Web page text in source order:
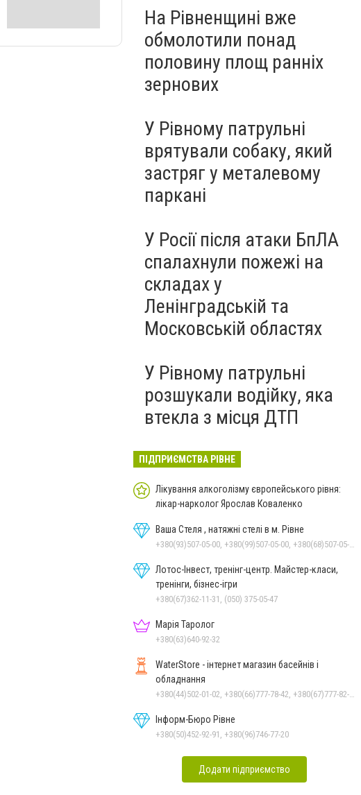
На Рівненщині вже
обмолотили понад
половину площ ранніх
зернових
У Рівному патрульні
врятували собаку, який
застряг у металевому
паркані
У Росії після атаки БпЛА
спалахнули пожежі на
складах у
Ленінградській та
Московській областях
У Рівному патрульні
розшукали водійку, яка
втекла з місця ДТП
ПІДПРИЄМСТВА РІВНЕ
Лікування алкоголізму європейського рівня:
лікар-нарколог Ярослав Коваленко
Ваша Стеля , натяжні стелі в м. Рівне
+380(93)507-05-00, +380(99)507-05-00, +380(68)507-05-00
Лотос-Інвест, тренінг-центр. Майстер-класи,
тренінги, бізнес-ігри
+380(67)362-11-31, (050) 375-05-47
Марія Таролог
+380(63)640-92-32
WaterStore - інтернет магазин басейнів і
обладнання
+380(44)502-01-02, +380(66)777-78-42, +380(67)777-82-19, +380(67)890-80-80, +380(73)890-80-80, +380(44)502-01-03
Інформ-Бюро Рівне
+380(50)452-92-91, +380(96)746-77-20
Додати підприємство